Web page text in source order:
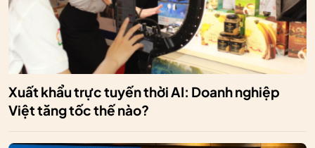
Xuất khẩu trực tuyến thời AI: Doanh nghiệp
Việt tăng tốc thế nào?